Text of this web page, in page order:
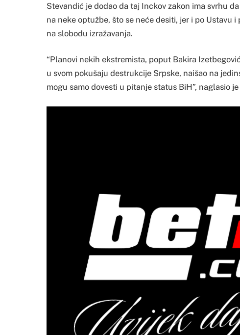
Stevandić je dodao da taj Inckov zakon ima svrhu
na neke optužbe, što se neće desiti, jer i po Ustavu
na slobodu izražavanja.
“Planovi nekih ekstremista, poput Bakira
u svom pokušaju destrukcije Srpske, naišao na
mogu samo dovesti u pitanje status BiH”, naglasio